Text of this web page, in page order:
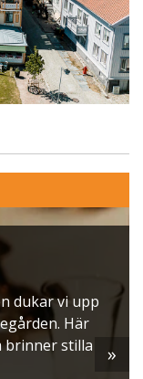
dukar vi upp
Här
brinner stilla
»